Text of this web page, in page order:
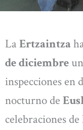
La Ertzaintza
de diciembre
inspecciones en
nocturno de
celebraciones